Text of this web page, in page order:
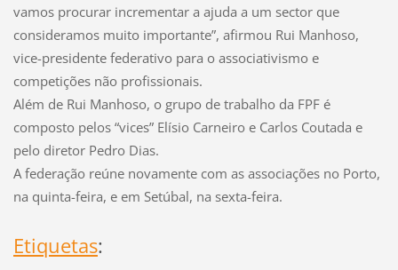
vamos procurar incrementar a ajuda a um sector que
consideramos muito importante”, afirmou Rui Manhoso,
vice-presidente federativo para o associativismo e
competições não profissionais.
Além de Rui Manhoso, o grupo de trabalho da FPF é
composto pelos “vices” Elísio Carneiro e Carlos Coutada e
pelo diretor Pedro Dias.
A federação reúne novamente com as associações no Porto,
na quinta-feira, e em Setúbal, na sexta-feira.
Etiquetas: